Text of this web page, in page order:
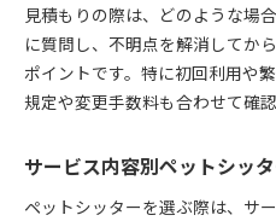
見積もりの際は、どのような場
に質問し、不明点を解消してか
ポイントです。特に初回利用や
規定や変更手数料も合わせて確
サービス内容別ペットシッ
ペットシッターを選ぶ際は、サ